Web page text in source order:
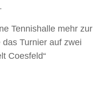
Tennishalle mehr zur
Turnier auf zwei
Coesfeld“